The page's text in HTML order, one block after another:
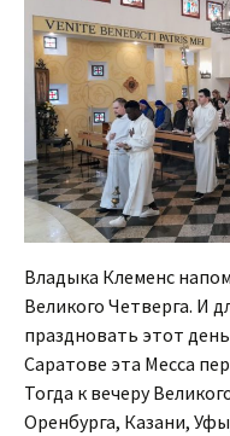
Владыка Клеменс
Великого Четверга. И
праздновать этот
Саратове эта Месса
Тогда к вечеру
Оренбурга, Казани,